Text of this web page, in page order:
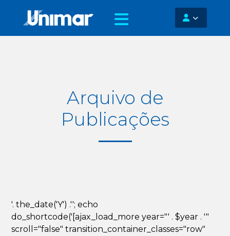
Arquivo de
Publicações
'. the_date('Y') .''; echo
do_shortcode('[ajax_load_more year="' . $year . '"
scroll="false" transition_container_classes="row"